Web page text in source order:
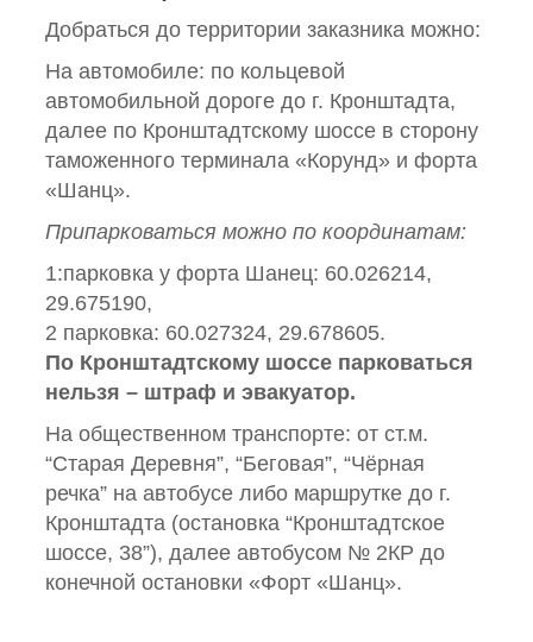
Добраться до территории заказника можно:
На автомобиле: по кольцевой
автомобильной дороге до г. Кронштадта,
далее по Кронштадтскому шоссе в сторону
таможенного терминала «Корунд» и форта
«Шанц».
Припарковаться можно по координатам:
1:парковка у форта Шанец: 60.026214,
29.675190,
2 парковка: 60.027324, 29.678605.
По Кронштадтскому шоссе парковаться
нельзя – штраф и эвакуатор.
На общественном транспорте: от ст.м.
“Старая Деревня”, “Беговая”, “Чёрная
речка” на автобусе либо маршрутке до г.
Кронштадта (остановка “Кронштадтское
шоссе, 38”), далее автобусом № 2КР до
конечной остановки «Форт «Шанц».